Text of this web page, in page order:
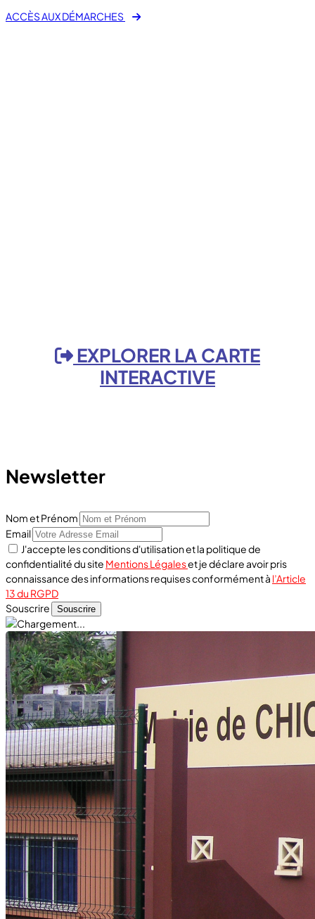
ACCÈS AUX DÉMARCHES
EXPLORER LA CARTE
INTERACTIVE
Newsletter
Nom et Prénom
Email
J'accepte les conditions d'utilisation et la politique de
confidentialité du site Mentions Légaleset je déclare avoir pris
connaissance des informations requises conformément à l’Article
13 du RGPD
Souscrire